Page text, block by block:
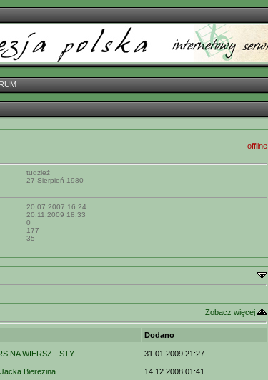
offline
tudzież
27 Sierpień 1980
20.07.2007 16:24
20.11.2009 18:33
0
177
35
Zobacz więcej
Dodano
NA WIERSZ - STY... 31.01.2009 21:27
Bierezina... 14.12.2008 01:41